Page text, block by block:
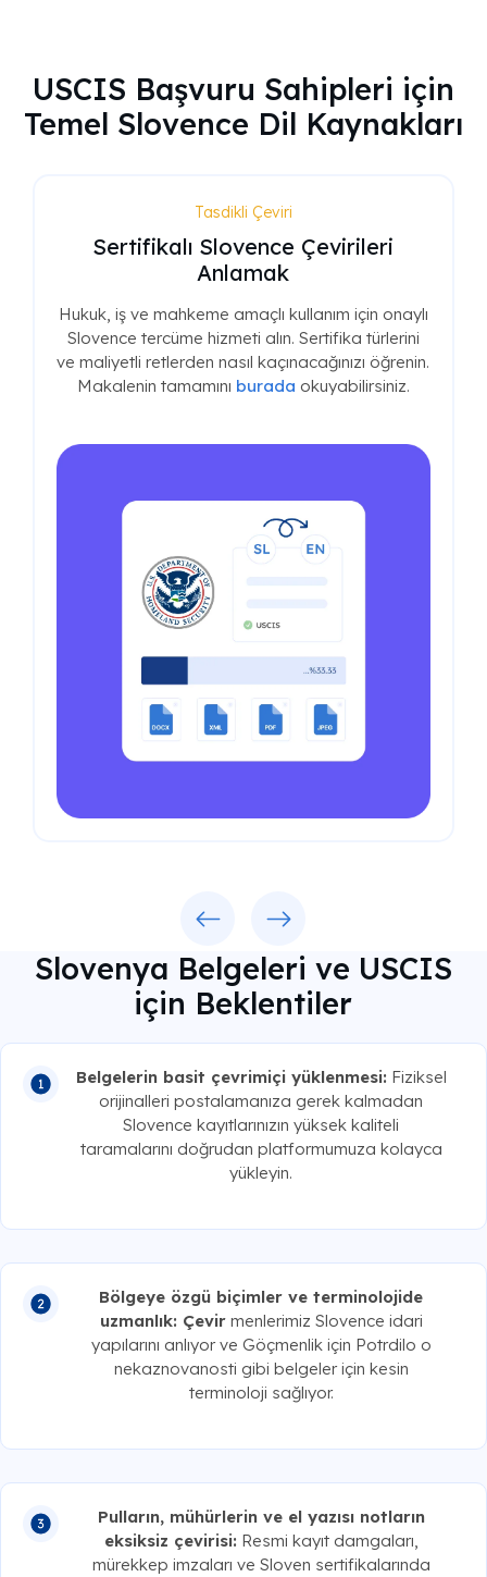
USCIS Başvuru Sahipleri için
Temel Slovence Dil Kaynakları
Tasdikli Çeviri
Sertifikalı Slovence Çevirileri
Anlamak
Hukuk, iş ve mahkeme amaçlı kullanım için onaylı
Slovence tercüme hizmeti alın. Sertifika türlerini
ve maliyetli retlerden nasıl kaçınacağınızı öğrenin.
Makalenin tamamını burada okuyabilirsiniz.
Slovenya Belgeleri ve USCIS
için Beklentiler
Belgelerin basit çevrimiçi yüklenmesi: Fiziksel
orijinalleri postalamanıza gerek kalmadan
Slovence kayıtlarınızın yüksek kaliteli
taramalarını doğrudan platformumuza kolayca
yükleyin.
Bölgeye özgü biçimler ve terminolojide
uzmanlık: Çevirmenlerimiz Slovence idari
yapılarını anlıyor ve Göçmenlik için Potrdilo o
nekaznovanosti gibi belgeler için kesin
terminoloji sağlıyor.
Pulların, mühürlerin ve el yazısı notların
eksiksiz çevirisi: Resmi kayıt damgaları,
mürekkep imzaları ve Sloven sertifikalarında